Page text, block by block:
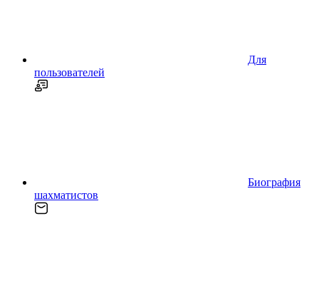
Для
пользователей
Биография
шахматистов